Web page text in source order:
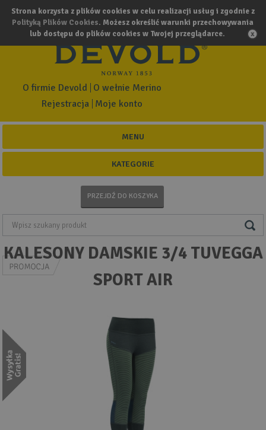
Strona korzysta z plików cookies w celu realizacji usług i zgodnie z
Polityką Plików Cookies. Możesz określić warunki przechowywania
lub dostępu do plików cookies w Twojej przeglądarce.
Rejestracja Moje konto
O firmie Devold O wełnie Merino
MENU
KATEGORIE
PRZEJDŹ DO KOSZYKA
KALESONY DAMSKIE 3/4 TUVEGGA
SPORT AIR